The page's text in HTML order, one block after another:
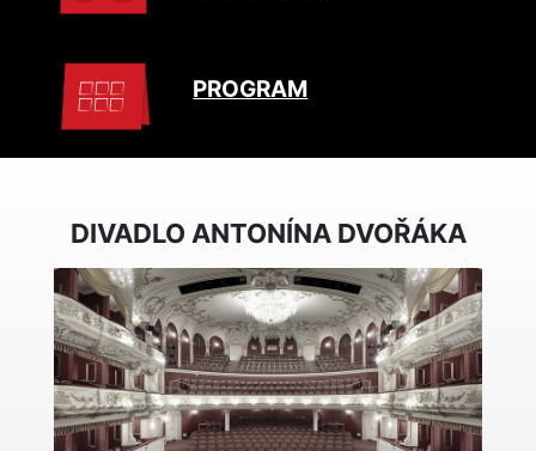
PROGRAM
DIVADLO ANTONÍNA DVOŘÁKA